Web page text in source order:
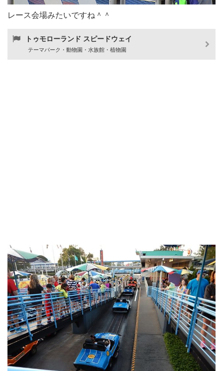
レース会場みたいですね＾＾
トゥモローランド スピードウェイ
テーマパーク・動物園・水族館・植物園